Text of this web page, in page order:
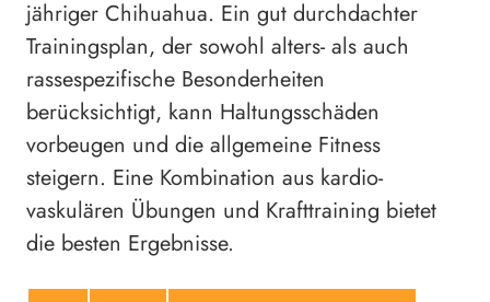
jähriger Chihuahua. Ein gut durchdachter
Trainingsplan, der sowohl alters- als auch
rassespezifische Besonderheiten
berücksichtigt, kann Haltungsschäden
vorbeugen und die allgemeine Fitness
steigern. Eine Kombination aus kardio-
vaskulären Übungen und Krafttraining bietet
die besten Ergebnisse.